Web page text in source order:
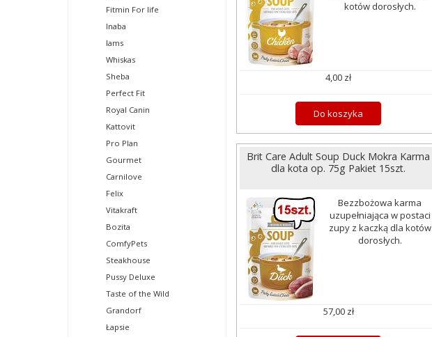
kotów dorosłych.
4,00 zł
Do koszyka
Brit Care Adult Soup Duck Mokra Karma
dla kota op. 75g Pakiet 15szt.
Bezzbożowa karma
uzupełniająca w postaci
zupy z kaczką dla kotów
dorosłych.
57,00 zł
Fitmin For life
Inaba
Iams
Whiskas
Sheba
Perfect Fit
Royal Canin
Kattovit
Pro Plan
Gourmet
Carnilove
Felix
Vitakraft
Bozita
ComfyPets
Steakhouse
Pussy Deluxe
Taste of the Wild
Grandorf
Łapsie